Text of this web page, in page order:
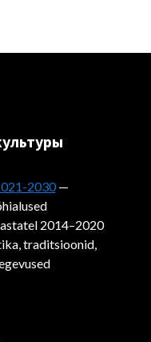
2030—
2014–2020
traditsioonid,